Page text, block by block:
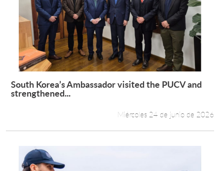
Leer más +
South Korea’s Ambassador visited the PUCV and
strengthened...
Miércoles 24 de junio de 2026